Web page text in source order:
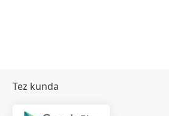
Tez kunda